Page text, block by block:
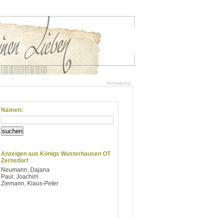
Verwaltung
Namen:
suchen
Anzeigen aus Königs Wusterhausen OT
Zernsdorf
Neumann, Dajana
Paul, Joachim
Ziemann, Klaus-Peter